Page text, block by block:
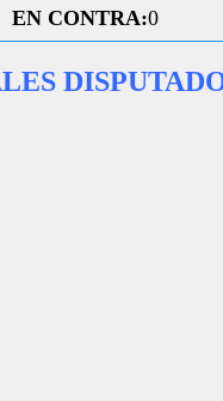
EN CONTRA:0